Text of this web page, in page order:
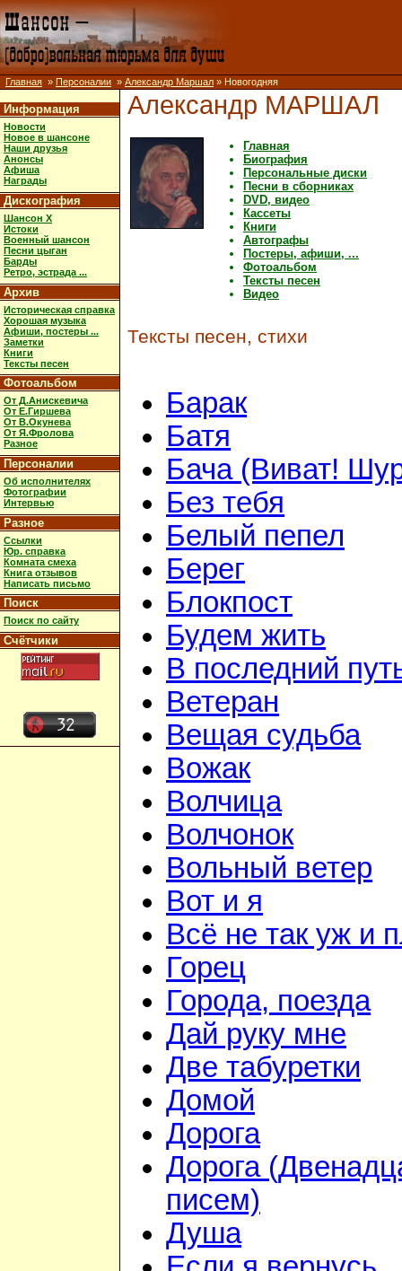
Главная » Персоналии » Александр Маршал » Новогодняя
Информация
Новости
Новое в шансоне
Наши друзья
Анонсы
Афиша
Награды
Дискография
Шансон X
Истоки
Военный шансон
Песни цыган
Барды
Ретро, эстрада ...
Архив
Историческая справка
Хорошая музыка
Афиши, постеры ...
Заметки
Книги
Тексты песен
Фотоальбом
От Д.Анискевича
От Е.Гиршева
От В.Окунева
От Я.Фролова
Разное
Персоналии
Об исполнителях
Фотографии
Интервью
Разное
Ссылки
Юр. справка
Комната смеха
Книга отзывов
Написать письмо
Поиск
Поиск по сайту
Счётчики
Александр МАРШАЛ
Главная
Биография
Персональные диски
Песни в сборниках
DVD, видео
Кассеты
Книги
Автографы
Постеры, афиши, ...
Фотоальбом
Тексты песен
Видео
Тексты песен, стихи
Барак
Батя
Бача (Виват!
Без тебя
Белый пепел
Берег
Блокпост
Будем жить
В последний
Ветеран
Вещая судьба
Вожак
Волчица
Волчонок
Вольный ветер
Вот и я
Всё не так уж и
Горец
Города, поезда
Дай руку мне
Две табуретки
Домой
Дорога
Дорога
писем)
Душа